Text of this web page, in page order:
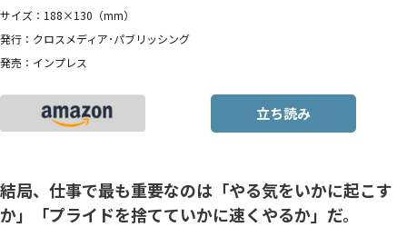
サイズ：188×130（mm）
発行：クロスメディア･パブリッシング
発売：インプレス
立ち読み
結局、仕事で最も重要なのは「やる気をいかに起こす
か」「プライドを捨てていかに速くやるか」だ。